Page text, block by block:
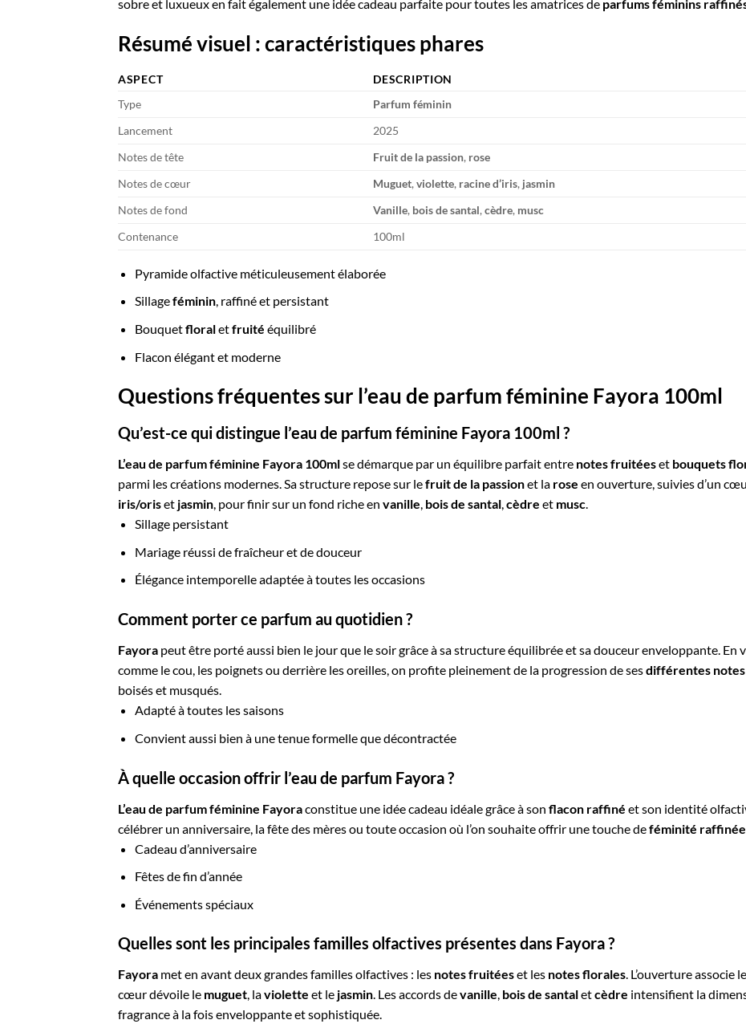
sobre et luxueux en fait également une idée cadeau parfaite pour toutes les amatrices de parfums féminins
Résumé visuel : caractéristiques phares
ASPECT
DESCRIPTION
Type
Parfum féminin
Lancement
2025
Notes de tête
Fruit de la passion, rose
Notes de cœur
Muguet,violette, racine d’iris, jasmin
Notes de fond
Vanille, bois de santal,cèdre, musc
Contenance
100ml
Pyramide olfactive méticuleusement élaborée
Sillageféminin, raffiné et persistant
Bouquetfloraletfruité équilibré
Flacon élégant et moderne
Questions fréquentes sur l’eau de parfum féminine Fayora 100ml
Qu’est-ce qui distingue l’eau de parfum féminine Fayora 100ml ?
L’eau de parfum féminine Fayora 100mlse démarque par un équilibre parfait entre notes fruitéeset bouquets
parmi les créations modernes. Sa structure repose sur lefruit de la passionet la rose en ouverture, suivies d’un
iris/oriset jasmin, pour finir sur un fond riche en vanille, bois de santal,cèdre et musc.
Sillage persistant
Mariage réussi de fraîcheur et de douceur
Élégance intemporelle adaptée à toutes les occasions
Comment porter ce parfum au quotidien ?
Fayora peut être porté aussi bien le jour que le soir grâce à sa structure équilibrée et sa douceur enveloppante.
comme le cou, les poignets ou derrière les oreilles, on profite pleinement de la progression de sesdifférentes
boisés et musqués.
Adapté à toutes les saisons
Convient aussi bien à une tenue formelle que décontractée
À quelle occasion offrir l’eau de parfum Fayora ?
L’eau de parfum féminine Fayoraconstitue une idée cadeau idéale grâce à son flacon raffiné et son identité
célébrer un anniversaire, la fête des mères ou toute occasion où l’on souhaite offrir une touche deféminité raffinée
Cadeau d’anniversaire
Fêtes de fin d’année
Événements spéciaux
Quelles sont les principales familles olfactives présentes dans Fayora ?
Fayora met en avant deux grandes familles olfactives : les notes fruitéeset les notes florales. L’ouverture associe le
cœur dévoile le muguet, laviolette et le jasmin. Les accords devanille, bois de santaletcèdre intensifient la
fragrance à la fois enveloppante et sophistiquée.